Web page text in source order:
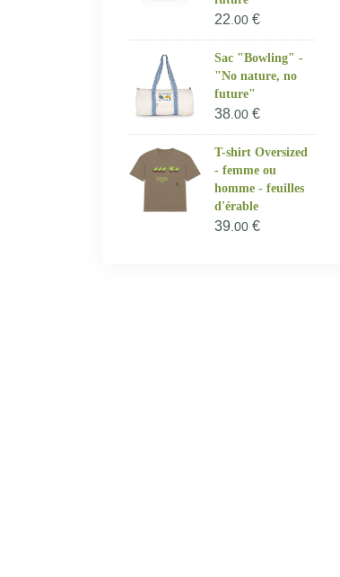
22 .00 €
Sac "Bowling" -
"No nature, no
future"
38 .00 €
T-shirt Oversized
- femme ou
homme - feuilles
d'érable
39 .00 €